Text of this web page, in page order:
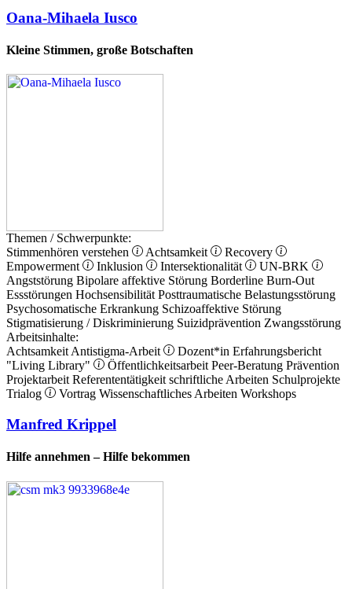
Oana-Mihaela Iusco
Kleine Stimmen, große Botschaften
Themen / Schwerpunkte:
Stimmenhören verstehen
Achtsamkeit
Recovery
Empowerment
Inklusion Intersektionalität
UN-BRK
Angststörung Bipolare affektive Störung Borderline Burn-Out
Essstörungen Hochsensibilität Posttraumatische Belastungsstörung
Psychosomatische Erkrankung Schizoaffektive Störung
Stigmatisierung / Diskriminierung Suizidprävention Zwangsstörung
Arbeitsinhalte:
Achtsamkeit Antistigma-Arbeit Dozent*in Erfahrungsbericht
"Living Library"
Öffentlichkeitsarbeit Peer-Beratung Prävention
Projektarbeit Referententätigkeit schriftliche Arbeiten Schulprojekte
Trialog
Vortrag Wissenschaftliches Arbeiten Workshops
Manfred Krippel
Hilfe annehmen – Hilfe bekommen